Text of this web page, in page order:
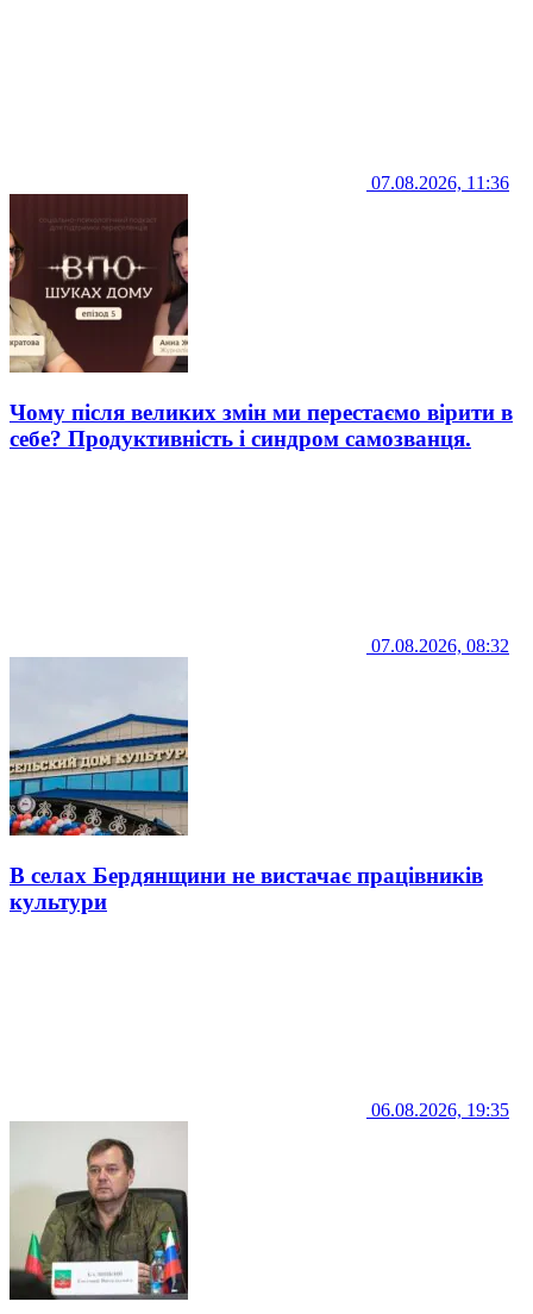
07.08.2026, 11:36
Чому після великих змін ми перестаємо вірити в
себе? Продуктивність і синдром самозванця.
07.08.2026, 08:32
В селах Бердянщини не вистачає працівників
культури
06.08.2026, 19:35